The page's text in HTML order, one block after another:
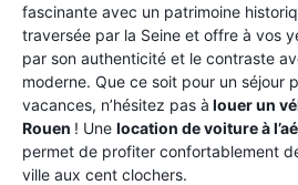
fascinante avec un patrimoine
traversée par la Seine et offre à vos
par son authenticité et le contraste
moderne. Que ce soit pour un séjour
vacances, n’hésitez pas à louer un
Rouen ! Une location de voiture à
permet de profiter confortablement
ville aux cent clochers.